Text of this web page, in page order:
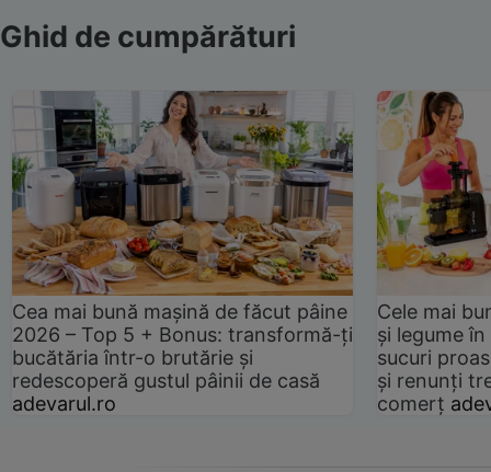
Ghid de cumpărături
Cea mai bună mașină de făcut pâine
2026 – Top 5 + Bonus: transformă-ți
bucătăria într-o brutărie și
redescoperă gustul pâinii de casă
adevarul.ro
Cele mai
și legume
sucuri
și renunți
comerț